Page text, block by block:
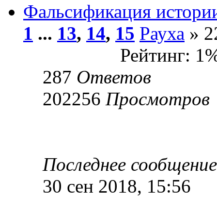
Фальсификация
1 ... 13, 14, 15 Рауха »
Рейтинг:
287 Ответов
202256 Просмотров
Последнее
30 сен 2018, 15:56